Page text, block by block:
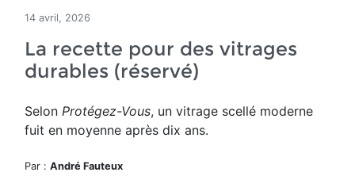
14 avril, 2026
La recette pour des vitrages
durables (réservé)
Selon Protégez-Vous, un vitrage scellé moderne
fuit en moyenne après dix ans.
Par : André Fauteux